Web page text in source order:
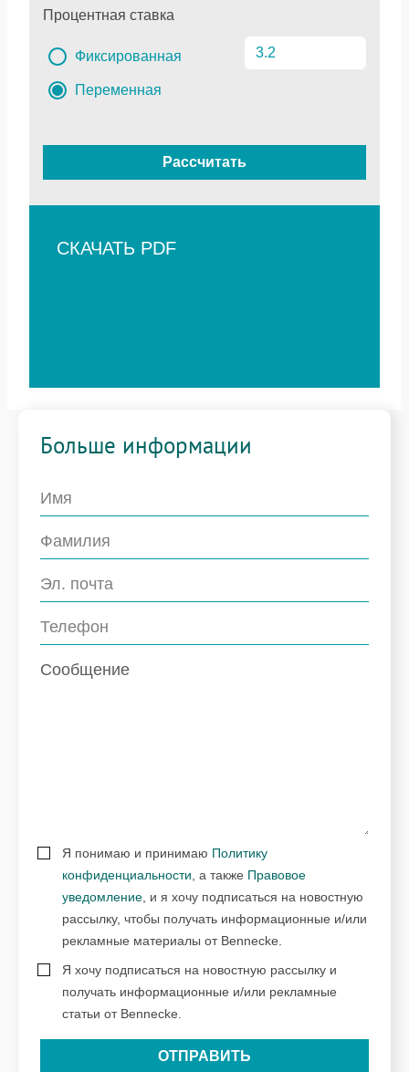
Процентная ставка
Фиксированная
Переменная
Рассчитать
СКАЧАТЬ PDF
Больше информации
Я понимаю и принимаю Политику
конфиденциальности , а также Правовое
уведомление , и я хочу подписаться на новостную
рассылку, чтобы получать информационные и/или
рекламные материалы от Bennecke.
Я хочу подписаться на новостную рассылку и
получать информационные и/или рекламные
статьи от Bennecke.
ОТПРАВИТЬ